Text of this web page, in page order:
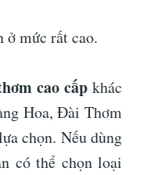
ở mức rất cao.
cao cấp khác
Hoa, Đài Thơm
chọn. Nếu dùng
có thể chọn loại